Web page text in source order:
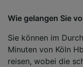
Wie gelangen Sie
Sie können im
Minuten von Köln
reisen, wobei die